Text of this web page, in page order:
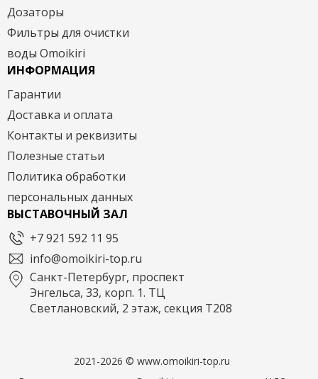
Дозаторы
Фильтры для очистки
воды Omoikiri
ИНФОРМАЦИЯ
Гарантии
Доставка и оплата
Контакты и реквизиты
Полезные статьи
Политика обработки
персональных данных
ВЫСТАВОЧНЫЙ ЗАЛ
+7 921 592 11 95
info@omoikiri-top.ru
Санкт-Петербург, проспект
Энгельса, 33, корп. 1. ТЦ
Светлановский, 2 этаж, секция Т208
2021-2026 © www.omoikiri-top.ru